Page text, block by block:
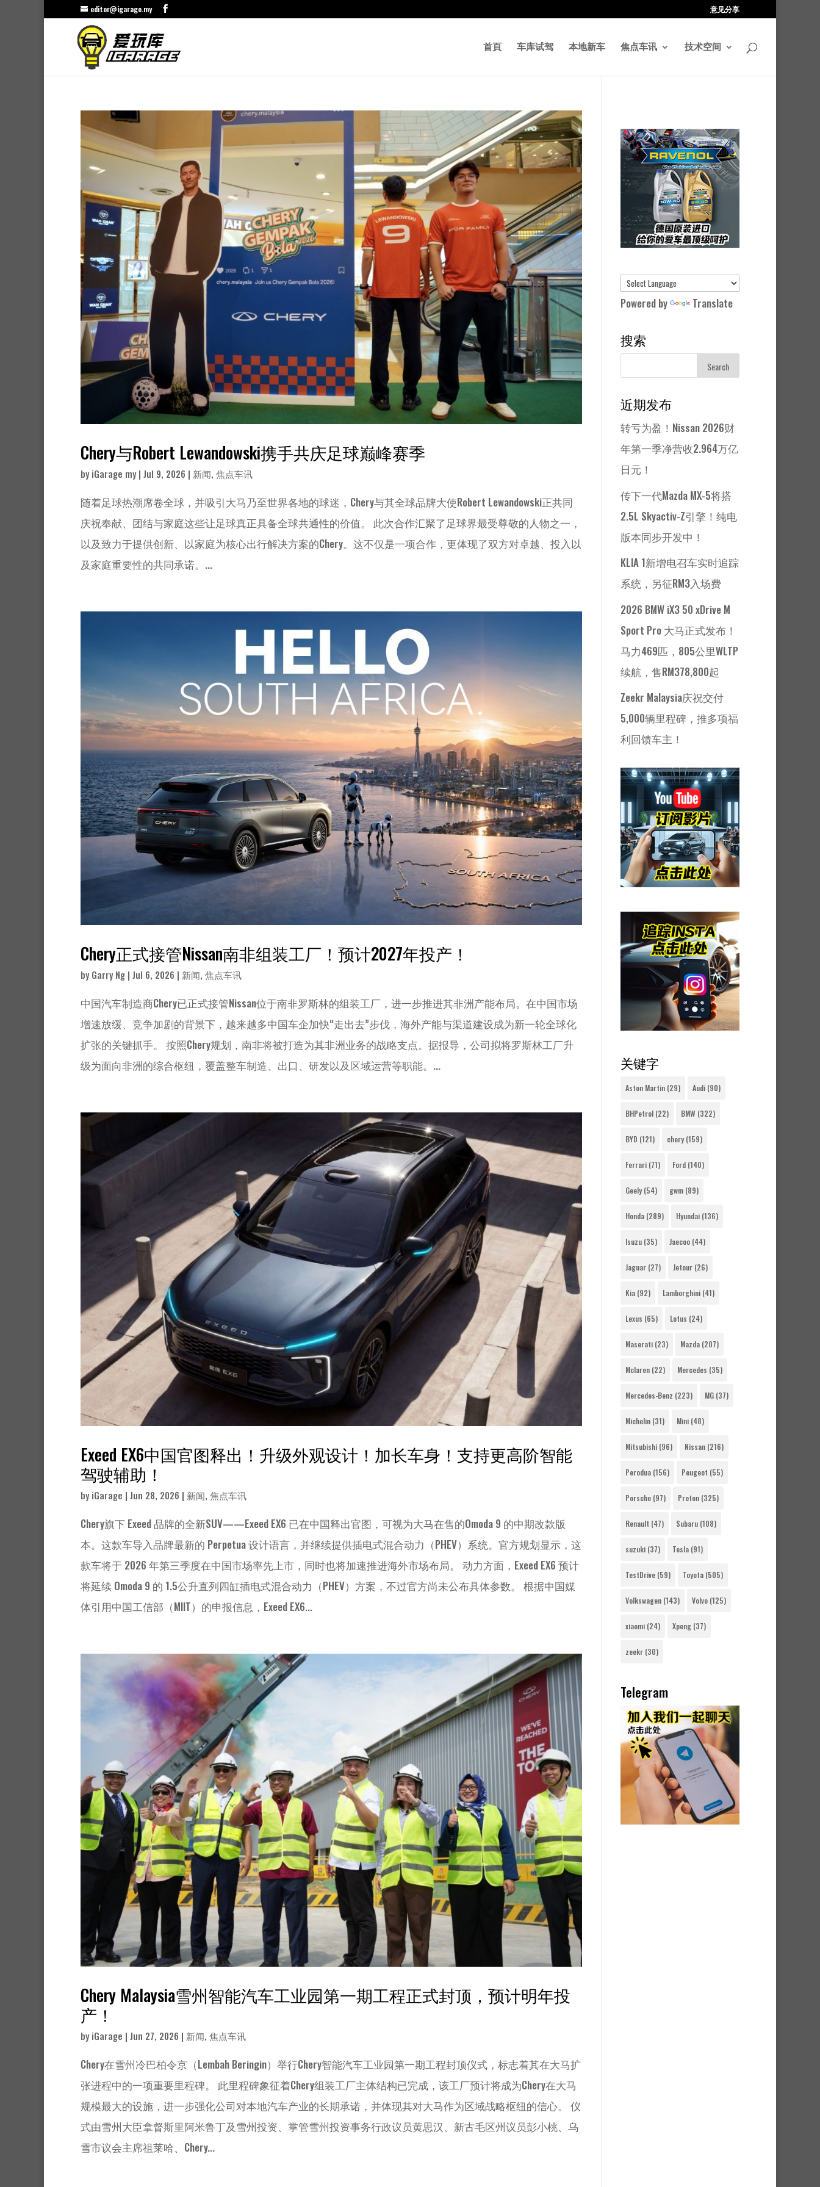
editor@igarage.my 意见分享
首頁 车库试驾 本地新车 焦点车讯 技术空间
Chery与Robert Lewandowski携手共庆足球巅峰赛季
byiGarage my| Jul 9, 2026 | 新闻, 焦点车讯
随着足球热潮席卷全球，并吸引大马乃至世界各地的球迷，Chery与其全球品牌大使Robert Lewandowski正共同
庆祝奉献、团结与家庭这些让足球真正具备全球共通性的价值。 此次合作汇聚了足球界最受尊敬的人物之一，
以及致力于提供创新、以家庭为核心出行解决方案的Chery。这不仅是一项合作，更体现了双方对卓越、投入以
及家庭重要性的共同承诺。...
Chery正式接管Nissan南非组装工厂！预计2027年投产！
byGarry Ng | Jul 6, 2026 | 新闻, 焦点车讯
中国汽车制造商Chery已正式接管Nissan位于南非罗斯林的组装工厂，进一步推进其非洲产能布局。在中国市场
增速放缓、竞争加剧的背景下，越来越多中国车企加快“走出去”步伐，海外产能与渠道建设成为新一轮全球化
扩张的关键抓手。 按照Chery规划，南非将被打造为其非洲业务的战略支点。据报导，公司拟将罗斯林工厂升
级为面向非洲的综合枢纽，覆盖整车制造、出口、研发以及区域运营等职能。...
Exeed EX6中国官图释出！升级外观设计！加长车身！支持更高阶智能
驾驶辅助！
byiGarage | Jun 28, 2026 | 新闻, 焦点车讯
Chery旗下 Exeed 品牌的全新SUV——Exeed EX6 已在中国释出官图，可视为大马在售的Omoda 9 的中期改款版
本。这款车导入品牌最新的 Perpetua 设计语言，并继续提供插电式混合动力（PHEV）系统。官方规划显示，这
款车将于 2026 年第三季度在中国市场率先上市，同时也将加速推进海外市场布局。 动力方面，Exeed EX6 预计
将延续 Omoda 9 的 1.5公升直列四缸插电式混合动力（PHEV）方案，不过官方尚未公布具体参数。 根据中国媒
体引用中国工信部（MIIT）的申报信息，Exeed EX6...
Chery Malaysia雪州智能汽车工业园第一期工程正式封顶，预计明年投
产！
byiGarage | Jun 27, 2026 | 新闻, 焦点车讯
Chery在雪州冷巴柏令京（Lembah Beringin）举行Chery智能汽车工业园第一期工程封顶仪式，标志着其在大马扩
张进程中的一项重要里程碑。 此里程碑象征着Chery组装工厂主体结构已完成，该工厂预计将成为Chery在大马
规模最大的设施，进一步强化公司对本地汽车产业的长期承诺，并体现其对大马作为区域战略枢纽的信心。 仪
式由雪州大臣拿督斯里阿米鲁丁及雪州投资、掌管雪州投资事务行政议员黄思汉、新古毛区州议员彭小桃、乌
雪市议会主席祖莱哈、Chery...
Powered by Translate
搜索
近期发布
转亏为盈！Nissan 2026财
年第一季净营收2.964万亿
日元！
传下一代Mazda MX-5将搭
2.5L Skyactiv-Z引擎！纯电
版本同步开发中！
KLIA 1新增电召车实时追踪
系统，另征RM3入场费
2026 BMW iX3 50 xDrive M
Sport Pro 大马正式发布！
马力469匹，805公里WLTP
续航，售RM378,800起
Zeekr Malaysia庆祝交付
5,000辆里程碑，推多项福
利回馈车主！
关键字
Aston Martin(29) Audi(90)
BHPetrol(22) BMW (322)
BYD (121) chery(159)
Ferrari(71) Ford(140)
Geely(54) gwm(89)
Honda(289) Hyundai(136)
Isuzu(35) Jaecoo(44)
Jaguar(27) Jetour(26)
Kia(92) Lamborghini(41)
Lexus (65) Lotus (24)
Maserati(23) Mazda(207)
Mclaren(22) Mercedes (35)
Mercedes-Benz (223) MG(37)
Michelin(31) Mini(48)
Mitsubishi(96) Nissan(216)
Perodua(156) Peugeot (55)
Porsche(97) Proton(325)
Renault (47) Subaru(108)
suzuki(37) Tesla(91)
TestDrive(59) Toyota(505)
Volkswagen(143) Volvo(125)
xiaomi(24) Xpeng(37)
zeekr(30)
Telegram